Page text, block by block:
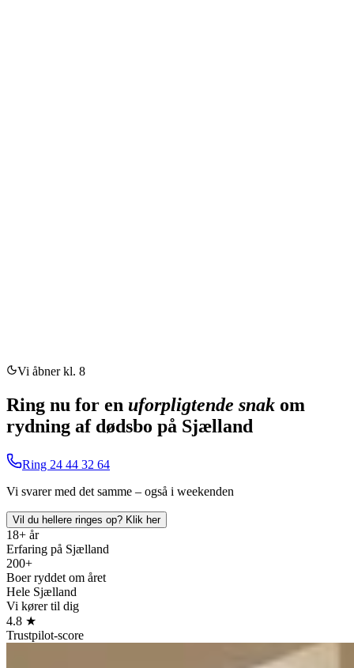
Vi åbner kl. 8
Ring nu for en uforpligtende snak om
rydning af dødsbo på Sjælland
Ring 24 44 32 64
Vi svarer med det samme – også i weekenden
Vil du hellere ringes op? Klik her
18+ år
Erfaring på Sjælland
200+
Boer ryddet om året
Hele Sjælland
Vi kører til dig
4.8 ★
Trustpilot-score